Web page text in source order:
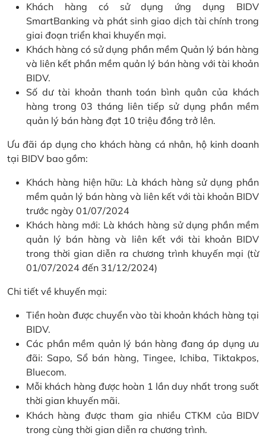
Khách hàng có sử dụng ứng dụng BIDV
SmartBanking và phát sinh giao dịch tài chính trong
giai đoạn triển khai khuyến mại.
Khách hàng có sử dụng phần mềm Quản lý bán hàng
và liên kết phần mềm quản lý bán hàng với tài khoản
BIDV.
Số dư tài khoản thanh toán bình quân của khách
hàng trong 03 tháng liên tiếp sử dụng phần mềm
quản lý bán hàng đạt 10 triệu đồng trở lên.
Ưu đãi áp dụng cho khách hàng cá nhân, hộ kinh doanh
tại BIDV bao gồm:
Khách hàng hiện hữu: Là khách hàng sử dụng phần
mềm quản lý bán hàng và liên kết với tài khoản BIDV
trước ngày 01/07/2024
Khách hàng mới: Là khách hàng sử dụng phần mềm
quản lý bán hàng và liên kết với tài khoản BIDV
trong thời gian diễn ra chương trình khuyến mại (từ
01/07/2024 đến 31/12/2024)
Chi tiết về khuyến mại:
Tiền hoàn được chuyển vào tài khoản khách hàng tại
BIDV.
Các phần mềm quản lý bán hàng đang áp dụng ưu
đãi: Sapo, Sổ bán hàng, Tingee, Ichiba, Tiktakpos,
Bluecom.
Mỗi khách hàng được hoàn 1 lần duy nhất trong suốt
thời gian khuyến mãi.
Khách hàng được tham gia nhiều CTKM của BIDV
trong cùng thời gian diễn ra chương trình.